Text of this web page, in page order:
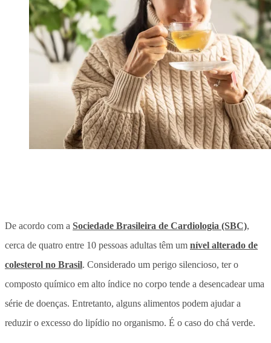
De acordo com a Sociedade Brasileira de Cardiologia (SBC),
cerca de quatro entre 10 pessoas adultas têm um nível alterado de
colesterol no Brasil. Considerado um perigo silencioso, ter o
composto químico em alto índice no corpo tende a desencadear uma
série de doenças. Entretanto, alguns alimentos podem ajudar a
reduzir o excesso do lipídio no organismo. É o caso do chá verde.